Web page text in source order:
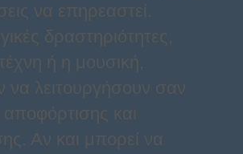
να επηρεαστεί.
δραστηριότητες,
ή η μουσική,
να λειτουργήσουν σαν
και
Αν και μπορεί να